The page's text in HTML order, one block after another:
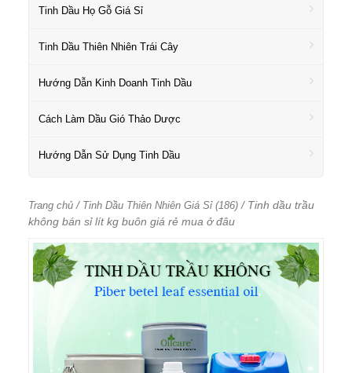
Tinh Dầu Họ Gỗ Giá Sỉ
Tinh Dầu Thiên Nhiên Trái Cây
Hướng Dẫn Kinh Doanh Tinh Dầu
Cách Làm Dầu Gió Thảo Dược
Hướng Dẫn Sử Dụng Tinh Dầu
Trang chủ / Tinh Dầu Thiên Nhiên Giá Sỉ (186) / Tinh dầu trầu
không bán sỉ lít kg buôn giá rẻ mua ở đâu